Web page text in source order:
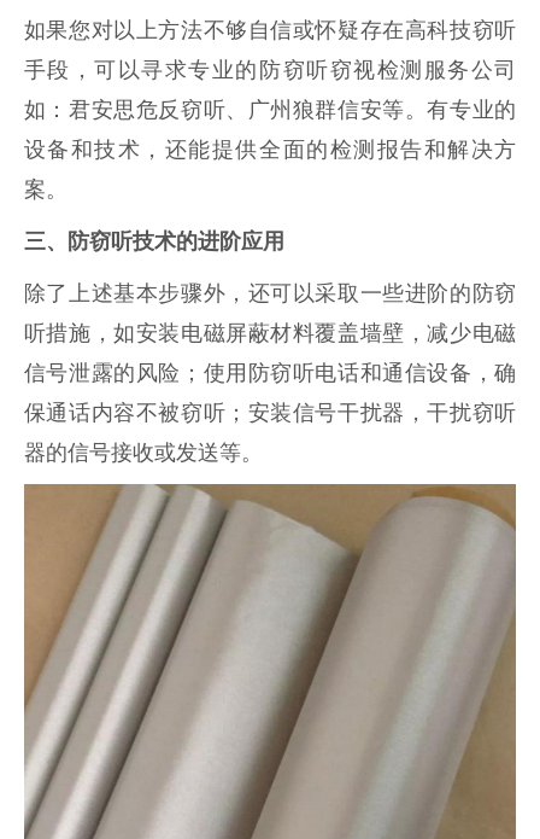
如果您对以上方法不够自信或怀疑存在高科技窃听
手段，可以寻求专业的防窃听窃视检测服务公司
如：君安思危反窃听、广州狼群信安等。有专业的
设备和技术，还能提供全面的检测报告和解决方
案。
三、防窃听技术的进阶应用
除了上述基本步骤外，还可以采取一些进阶的防窃
听措施，如安装电磁屏蔽材料覆盖墙壁，减少电磁
信号泄露的风险；使用防窃听电话和通信设备，确
保通话内容不被窃听；安装信号干扰器，干扰窃听
器的信号接收或发送等。